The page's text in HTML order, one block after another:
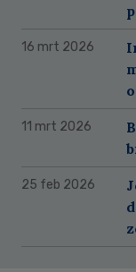
16 mrt 2026
11 mrt 2026
25 feb 2026